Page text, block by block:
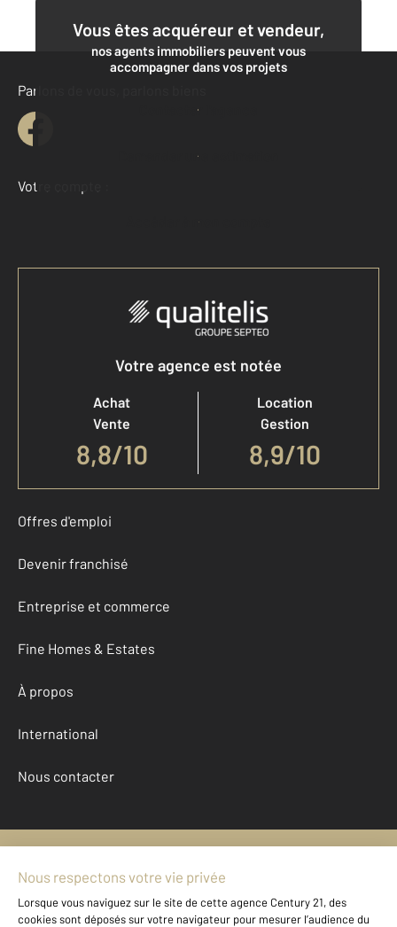
Vous êtes acquéreur et vendeur,
nos agents immobiliers peuvent vous
accompagner dans vos projets
Contacter l'agence
Demander une estimation
Parlons de vous, parlons biens
Votre compte :
Accéder à mon compte
Votre agence est notée
Achat
Vente
8,8/10
Location
Gestion
8,9/10
Offres d'emploi
Devenir franchisé
Entreprise et commerce
Fine Homes & Estates
À propos
International
Nous contacter
Données personnelles
Gestionnaire des cookies